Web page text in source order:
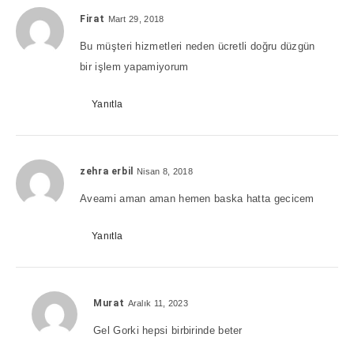
Firat Mart 29, 2018
Bu müşteri hizmetleri neden ücretli doğru düzgün
bir işlem yapamiyorum
Yanıtla
zehra erbil Nisan 8, 2018
Aveami aman aman hemen baska hatta gecicem
Yanıtla
Murat Aralık 11, 2023
Gel Gorki hepsi birbirinde beter